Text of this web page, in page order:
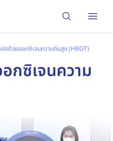
ดด้วยออกซิเจนความดันสูง (HBOT)
กซิเจนความ